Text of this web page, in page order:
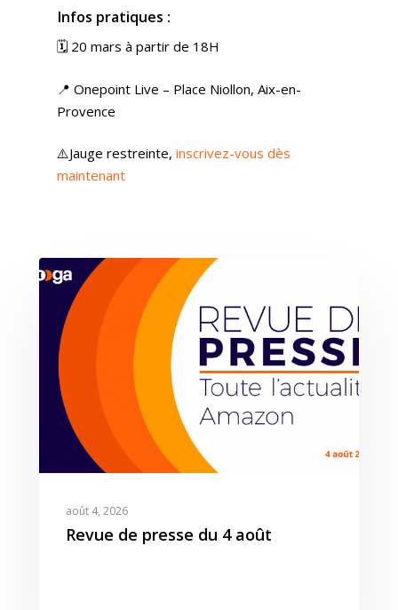
Infos pratiques :
🗓️ 20 mars à partir de 18H
📍 Onepoint Live – Place Niollon, Aix-en-
Provence
​​⚠️Jauge restreinte, inscrivez-vous dès
maintenant
août 4, 2026
Revue de presse du 4 aoûtPublicité
Gestion Publicitaire
Agence